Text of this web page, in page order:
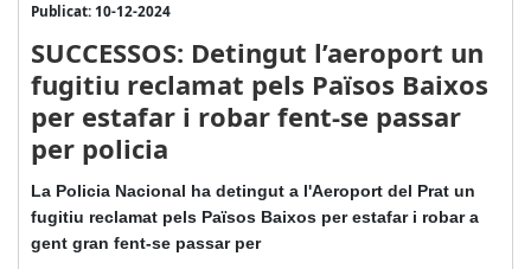
Publicat: 10-12-2024
SUCCESSOS: Detingut l’aeroport un
fugitiu reclamat pels Països Baixos
per estafar i robar fent-se passar
per policia
La Policia Nacional ha detingut a l'Aeroport del Prat un
fugitiu reclamat pels Països Baixos per estafar i robar a
gent gran fent-se passar per